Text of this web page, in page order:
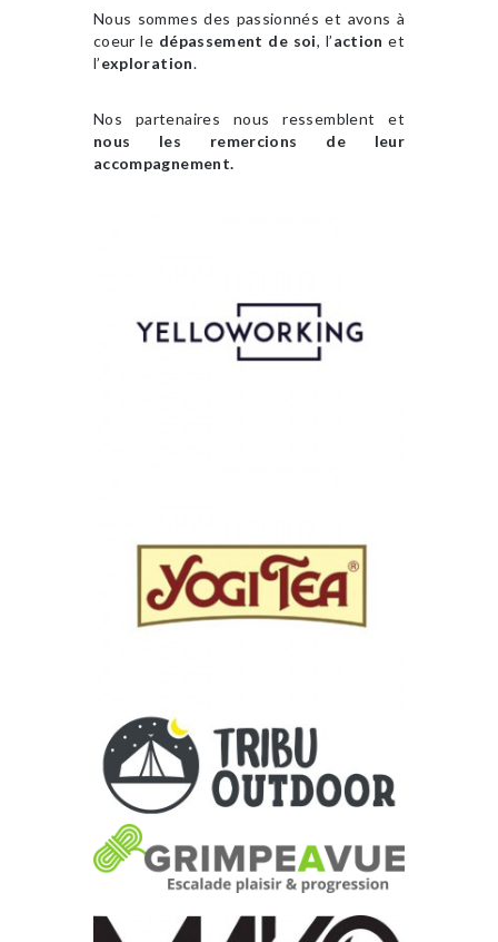
Nous sommes des passionnés et avons à
coeur le dépassement de soi, l’action et
l’exploration.
Nos partenaires nous ressemblent et
nous les remercions de leur
accompagnement.